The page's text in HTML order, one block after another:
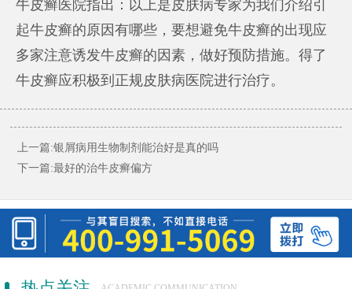
牛皮癣医院指出：以上是皮肤病专家为我们介绍引
起牛皮癣的原因有哪些，要想避免牛皮癣的出现应
多家注意诱发牛皮癣的因素，做好预防措施。得了
牛皮癣应积极到正规皮肤病医院进行治疗。
上一篇:银屑病用生物制剂能治好是真的吗
下一篇:最好的治牛皮癣偏方